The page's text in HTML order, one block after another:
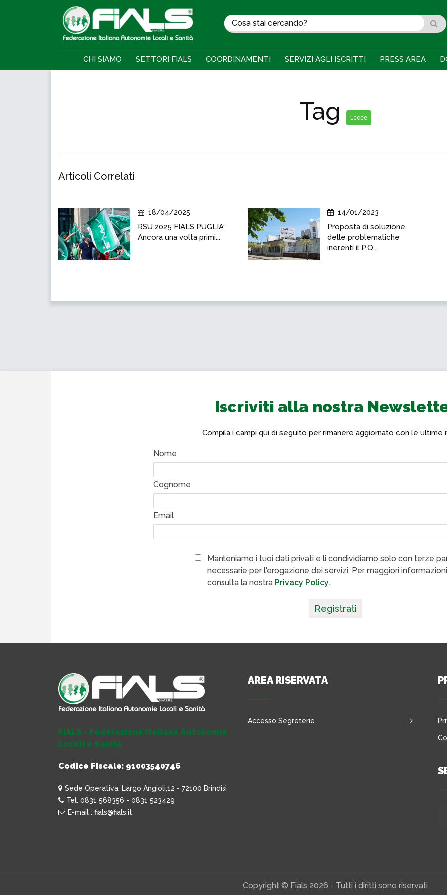
CHI SIAMO SETTORI FIALS COORDINAMENTI SERVIZI AGLI ISCRITTI PRESS AREA
Tag Lecce
Articoli Correlati
18/04/2025
RSU 2025 FIALS PUGLIA:
Ancora una volta primi...
14/01/2023
Proposta di soluzione
delle problematiche
inerenti il P.O....
Iscriviti alla nostra
Compila i campi qui di seguito per rimanere aggiornato con le ultime
Nome
Cognome
Email
Manteniamo i tuoi dati privati e li condividiamo solo con terze
necessarie per l'erogazione dei servizi. Per maggiori
consulta la nostra Privacy Policy.
Registrati
FIALS - Federazione Italiana Autonomie
Locali e Sanità
Codice Fiscale: 91003540746
Sede Operativa: Largo Angioli,12 - 72100 Brindisi
Tel. 0831 568356 - 0831 523429
E-mail : fials@fials.it
AREA RISERVATA
Accesso Segreterie
Copyright © Fials 2026 - Tutti i diritti sono riservati